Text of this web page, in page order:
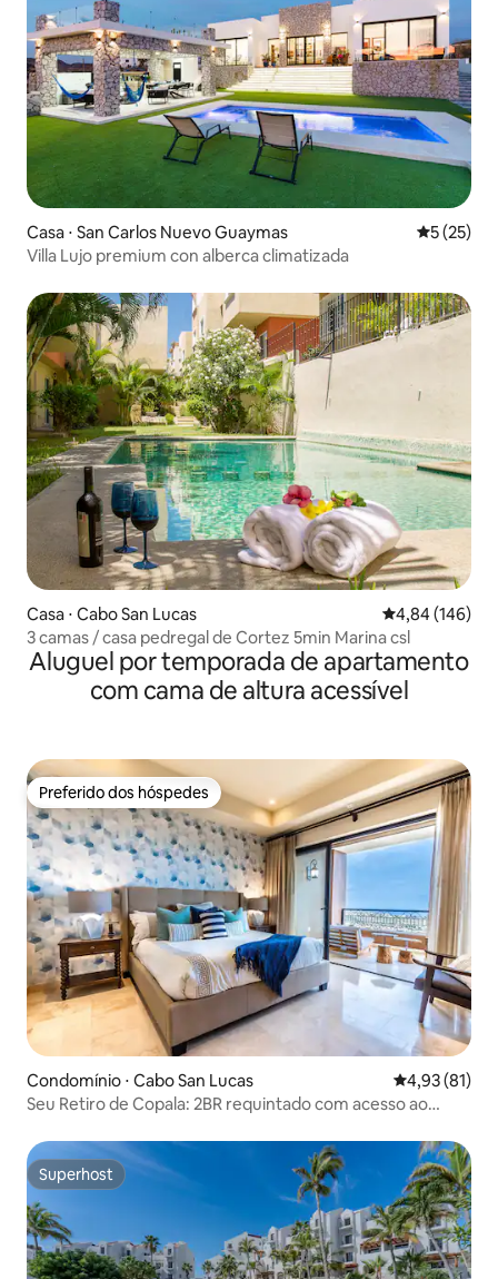
Casa ⋅ San Carlos Nuevo Guaymas 5 de uma
5 (25)
Villa Lujo premium con alberca climatizada
Casa ⋅ Cabo San Lucas 4,84 de uma
4,84 (146)
3 camas / casa pedregal de Cortez 5min Marina csl
Aluguel por temporada de apartamento
com cama de altura acessível
Preferido dos hóspedes
Preferido dos hóspedes
Condomínio ⋅ Cabo San Lucas 4,93 de uma
4,93 (81)
Seu Retiro de Copala: 2BR requintado com acesso ao
Superhost
Superhost